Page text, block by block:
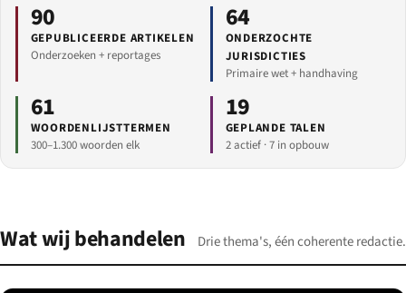
90
GEPUBLICEERDE ARTIKELEN
Onderzoeken + reportages
64
ONDERZOCHTE
JURISDICTIES
Primaire wet + handhaving
61
WOORDENLIJSTTERMEN
300–1.300 woorden elk
19
GEPLANDE TALEN
2 actief · 7 in opbouw
Wat wij behandelen Drie thema's, één coherente redactie.